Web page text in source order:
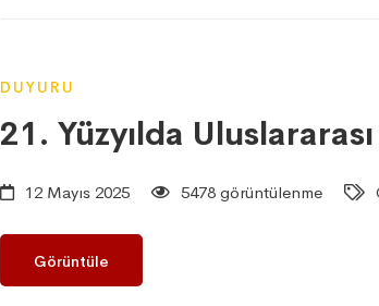
DUYURU
21. Yüzyılda
12 Mayıs 2025 5478 görüntülenme
Görüntüle